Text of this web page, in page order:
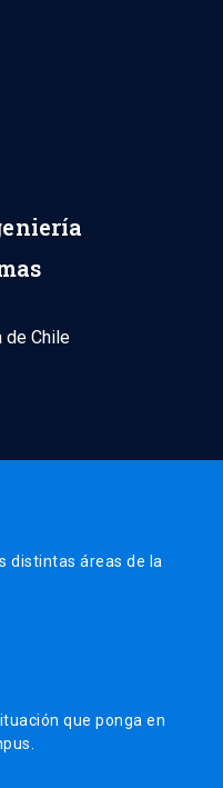
de Chile
distintas áreas de la
que ponga en